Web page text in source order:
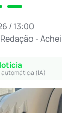
/ 13:00
-
automática (IA)